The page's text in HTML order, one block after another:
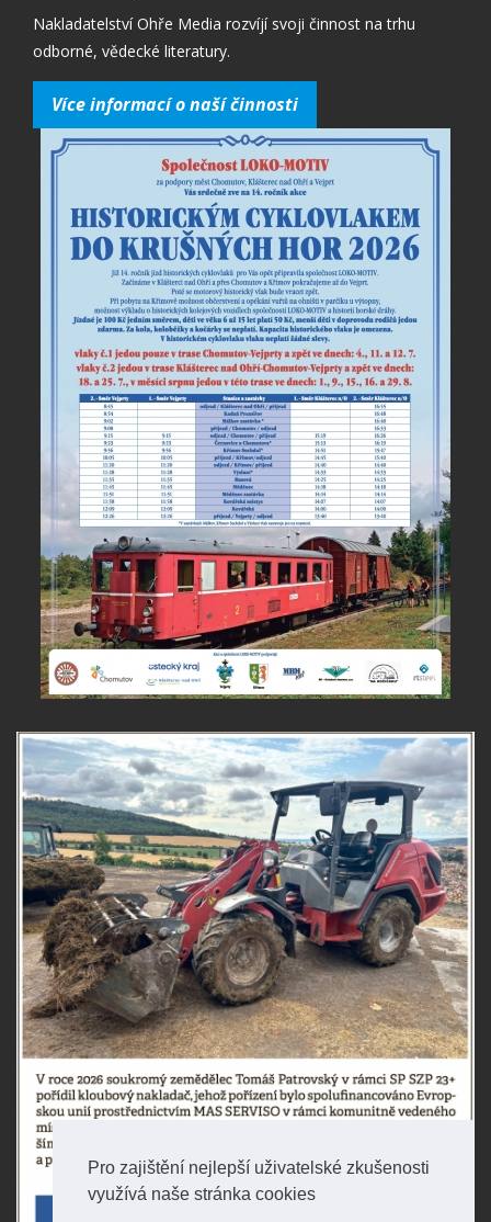
Pro zajištění nejlepší uživatelské zkušenosti
využívá naše stránka cookies
Nakladatelství Ohře Media rozvíjí svoji činnost na trhu
odborné, vědecké literatury.
Více informací o naší činnosti